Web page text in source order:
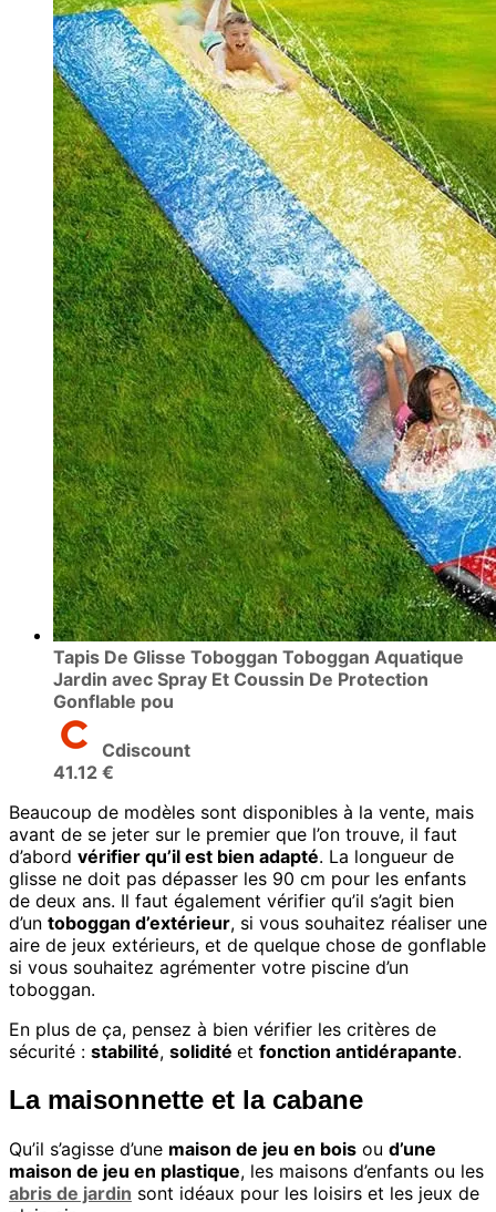
Tapis De Glisse Toboggan Toboggan Aquatique
Jardin avec Spray Et Coussin De Protection
Gonflable pou
Cdiscount
41.12 €
Beaucoup de modèles sont disponibles à la vente, mais
avant de se jeter sur le premier que l’on trouve, il faut
d’abord vérifier qu’il est bien adapté. La longueur de
glisse ne doit pas dépasser les 90 cm pour les enfants
de deux ans. Il faut également vérifier qu’il s’agit bien
d’un toboggan d’extérieur, si vous souhaitez réaliser une
aire de jeux extérieurs, et de quelque chose de gonflable
si vous souhaitez agrémenter votre piscine d’un
toboggan.
En plus de ça, pensez à bien vérifier les critères de
sécurité : stabilité, solidité et fonction antidérapante.
La maisonnette et la cabane
Qu’il s’agisse d’une maison de jeu en bois ou d’une
maison de jeu en plastique, les maisons d’enfants ou les
abris de jardin sont idéaux pour les loisirs et les jeux de